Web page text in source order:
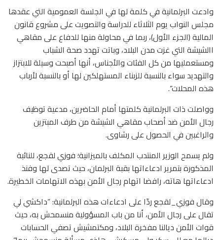
وادعت البرلمانية في كلمة لها في الجلسة العمومية التي عقدها
مجلس النواب يوم الثلاثاء للدراسة والتصويت على مشروع قانون
المالية (الجزء الأول)، ربما في محاولة منها للدفاع على مقاهي
االشيشة التي غزت مدن البلاد، وباتت تهدد صحة الشباب
ومستعمليها من كل الفئات والأجناس، أنها أصبحت وسيلة للابتزاز
والتهديد سواء بالنسبة للزبناء المستهلكين لها أو بالنسبة لأرباب
هذه المحلات“.
وواصلت ذات البرلمانية كلمتها أمام الحاضرين، مدعية توظيف
رجال الأمن ضد أصحاب مقاهي الشيشة من طرف المبتزين
والراغبين في الحصول على رشاوى.
ولم يسمح الوزير المنتدب المكلف بالميزانية؛ فوزي لقجع، للنائبة
المذكورة بتمرير ادعاءاتها بقبة البرلمان، حيث تصدى لها وفنذ
ادعاءاتها هاته، رافضا اتهام رجال الأمن بهذه الاتهامات الخطيرة.
وقال فوزي_لقجع ردّا على ادعاءات هذه البرلمانية: ”داكشي لي
تقال على رجال الأمن، أنا من باب المسؤولية منسمحش به، حيث
قوات الأمن ديالنا مفخرة البلاد، ومكتمشيش تصفي الحسابات